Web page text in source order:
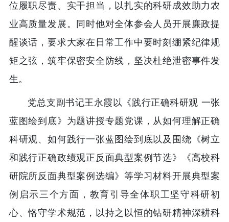
位履职尽责、实干担当，以扎实的科研成效助力农
业高质量发展。同时他对全体参会人员开展廉政提
醒谈话，要求大家在日常工作中要时刻绷紧纪律规
矩之弦，筑牢保密安全防线，坚决杜绝泄密事件发
生。
党总支副书记王永霞以《践行正确科研观 一张
蓝图绘到底》为题讲授专题党课，从如何理解正确
科研观、如何践行一张蓝图绘到底以及围绕《树立
和践行正确政绩观正反面典型案例节选》《高校科
研院所反面典型案例选编》等学习材料开展典型案
例启示三个方面，教育引导全体职工坚守科研初
心、恪守学术规范，以持之以恒的钻研精神深耕科